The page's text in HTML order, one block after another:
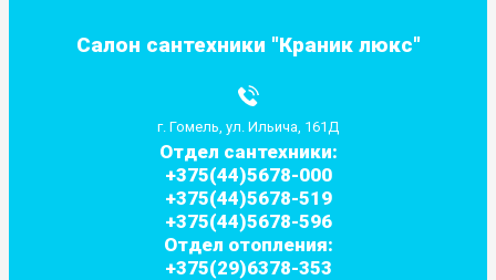
Салон сантехники "Краник люкс"
г. Гомель, ул. Ильича, 161Д
Отдел сантехники:
+375(44)5678-000
+375(44)5678-519
+375(44)5678-596
Отдел отопления:
+375(29)6378-353